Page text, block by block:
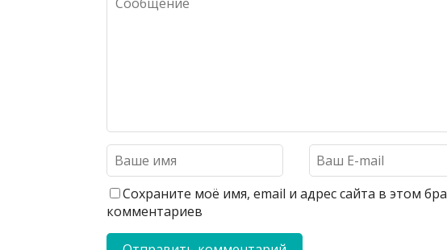
Сохраните моё имя, email и адрес сайта в этом
комментариев